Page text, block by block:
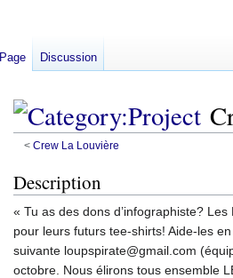
< Crew La Louvière
Jump
to
navigation
Jump
to
search
Description
« Tu as des dons d’infographiste?
pour leurs futurs tee-shirts! Aide-les
suivante loupspirate@gmail.com
octobre. Nous élirons tous ensemble
Page Discussion